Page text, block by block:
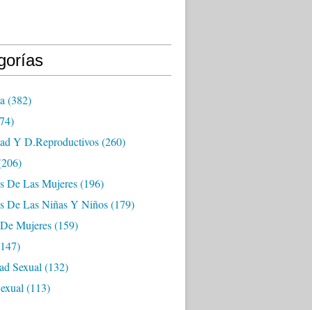
(382)
Y D.reproductivos(260)
De Las Mujeres(196)
De Las Niñas Y Niños(179)
Mujeres(159)
Sexual (132)
(113)